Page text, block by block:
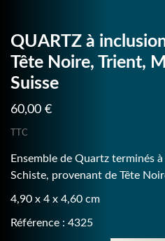
QUARTZ à
Tête Noire, Trient,
Suisse
60,00 €
TTC
Ensemble de Quartz terminés
Schiste, provenant de Tête
4,90 x 4 x 4,60 cm
Référence : 4325